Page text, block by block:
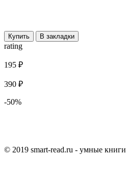
Купить В закладки
rating
195 ₽
390 ₽
-50%
© 2019 smart-read.ru - умные книги